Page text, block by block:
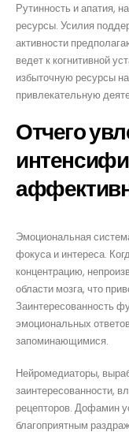
Рутинность и апатия,
ресурсы. Усилия
активности
ведет к когнитивной
избыточную ресурсы
привлекательную
Отчего
Эмоциональная
фокуса и интереса.
концентрацию,
области мозга, что
Заинтересованность
эмоциональных
запоминающимися.
Нейромедиаторы,
заинтересованности,
рецепторов. Дофамин
благоприятным